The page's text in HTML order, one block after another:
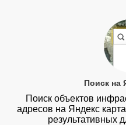
Поиск на
Поиск объектов
адресов на Яндекс
результативных